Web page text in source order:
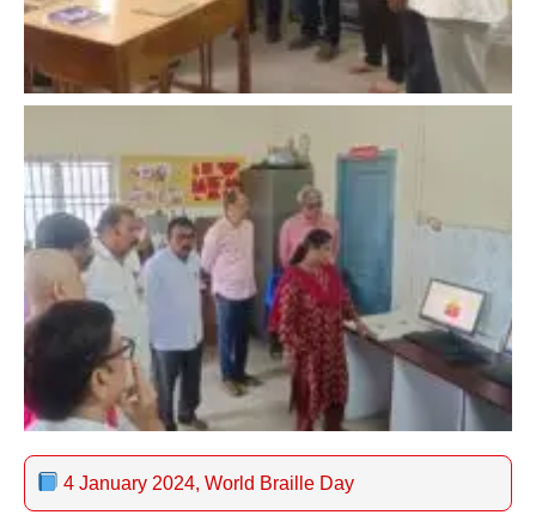
4 January 2024, World Braille Day